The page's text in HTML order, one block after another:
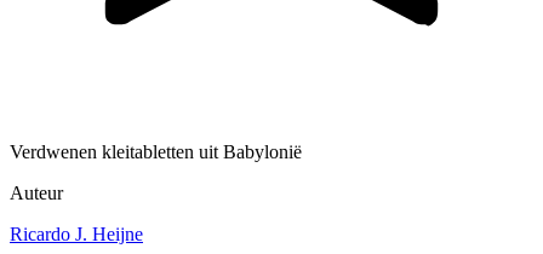
Verdwenen kleitabletten uit Babylonië
Auteur
Ricardo J. Heijne